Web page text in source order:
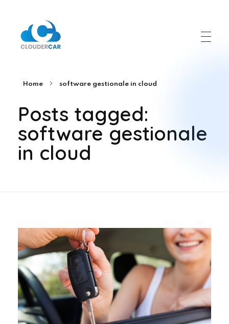
Home software gestionale in cloud
Posts tagged:
software gestionale
in cloud